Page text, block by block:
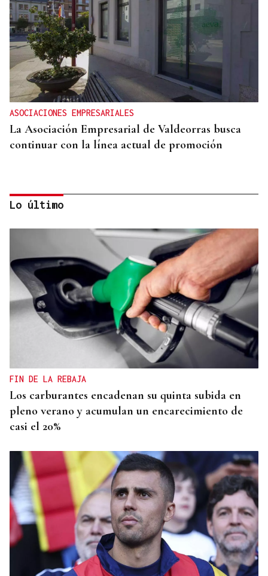
ASOCIACIONES EMPRESARIALES
La Asociación Empresarial de Valdeorras busca
continuar con la línea actual de promoción
DISTRIBUIDORA FAMILIAR
Gaseosas Roca, medio siglo creciendo junto a
Valdeorras y Coca-Cola
Lo último
FIN DE LA REBAJA
Los carburantes encadenan su quinta subida en
pleno verano y acumulan un encarecimiento de
casi el 20%